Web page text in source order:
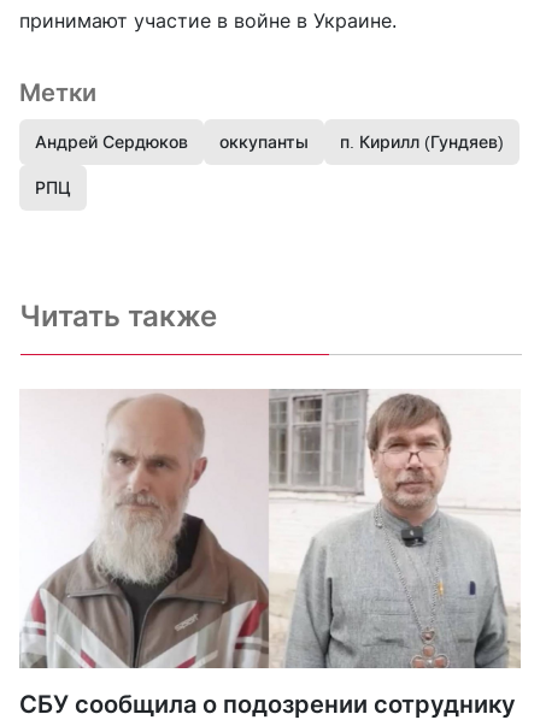
принимают участие в войне в Украине.
Метки
Андрей Сердюков оккупанты п. Кирилл (Гундяев)
РПЦ
Читать также
СБУ сообщила о подозрении сотруднику